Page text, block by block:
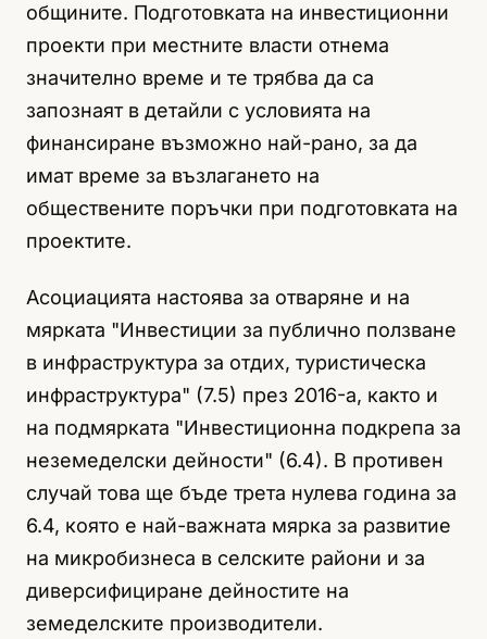
общините. Подготовката на инвестиционни
проекти при местните власти отнема
значително време и те трябва да са
запознаят в детайли с условията на
финансиране възможно най-рано, за да
имат време за възлагането на
обществените поръчки при подготовката на
проектите.
Асоциацията настоява за отваряне и на
мярката "Инвестиции за публично ползване
в инфраструктура за отдих, туристическа
инфраструктура" (7.5) през 2016-а, както и
на подмярката "Инвестиционна подкрепа за
неземеделски дейности" (6.4). В противен
случай това ще бъде трета нулева година за
6.4, която е най-важната мярка за развитие
на микробизнеса в селските райони и за
диверсифициране дейностите на
земеделските производители.